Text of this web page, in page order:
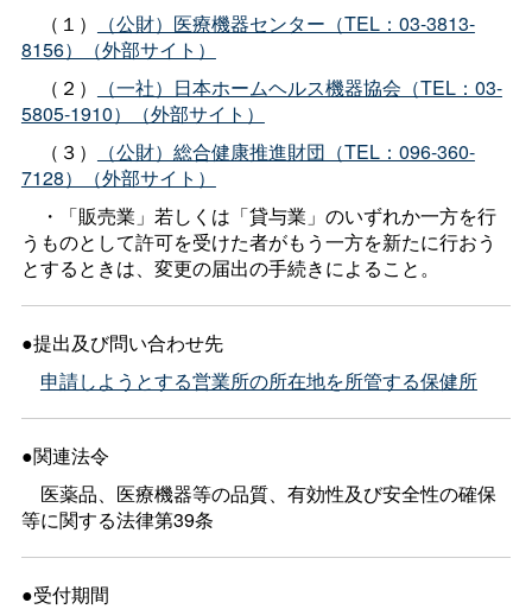
（１）
（公財）医療機器センター（TEL：03-3813-
8156）（外部サイト）
（２）
（一社）日本ホームヘルス機器協会（TEL：03-
5805-1910）（外部サイト）
（３）
（公財）総合健康推進財団（TEL：096-360-
7128）（外部サイト）
・「販売業」若しくは「貸与業」のいずれか一方を行
うものとして許可を受けた者がもう一方を新たに行おう
とするときは、変更の届出の手続きによること。
●提出及び問い合わせ先
申請しようとする営業所の所在地を所管する保健所
●関連法令
医薬品、医療機器等の品質、有効性及び安全性の確保
等に関する法律第39条
●受付期間